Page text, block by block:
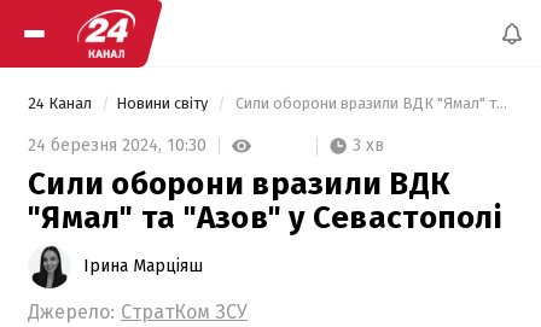
24 Канал Новини світу Сили оборони вразили ВДК "Ямал" та "Азов" у Севастополі
24 березня 2024, 10:30 3 хв
Сили оборони вразили ВДК
"Ямал" та "Азов" у Севастополі
Ірина Марціяш
Джерело: СтратКом ЗСУ